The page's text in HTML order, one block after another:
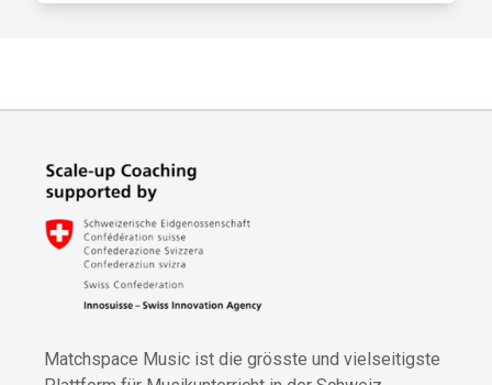
Matchspace Music ist die grösste und vielseitigste